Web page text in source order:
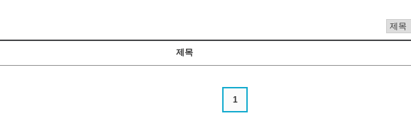
제목
1